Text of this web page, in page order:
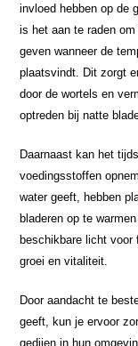
invloed hebben op de
is het aan te raden
geven wanneer de
plaatsvindt. Dit zorgt
door de wortels en
optreden bij natte
Daarnaast kan het
voedingsstoffen
water geeft, hebben
bladeren op te
beschikbare licht voor
groei en vitaliteit.
Door aandacht te
geeft, kun je ervoor
gedijen in hun